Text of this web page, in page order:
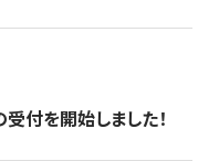
付を開始しました！